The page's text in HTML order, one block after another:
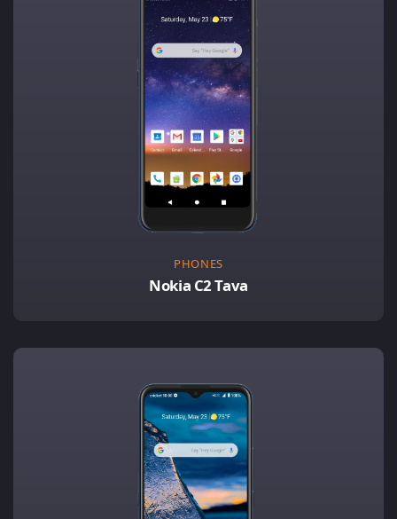
PHONES
Nokia C2 Tava